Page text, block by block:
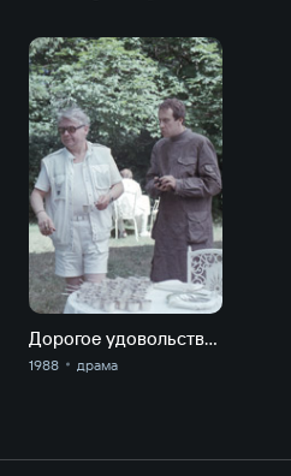
Дорогое удовольствие
1988 драма